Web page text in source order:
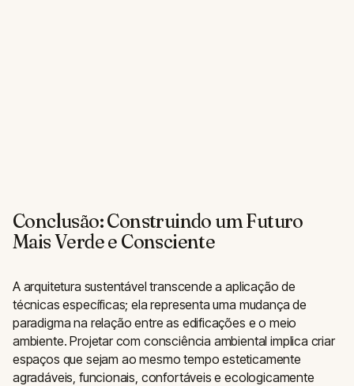
Conclusão: Construindo um Futuro
Mais Verde e Consciente
A arquitetura sustentável transcende a aplicação de
técnicas específicas; ela representa uma mudança de
paradigma na relação entre as edificações e o meio
ambiente. Projetar com consciência ambiental implica criar
espaços que sejam ao mesmo tempo esteticamente
agradáveis, funcionais, confortáveis e ecologicamente